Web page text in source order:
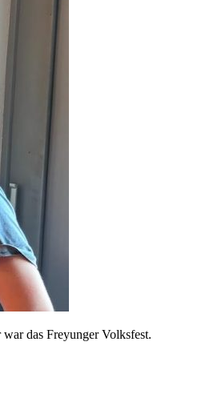
das Freyunger Volksfest.